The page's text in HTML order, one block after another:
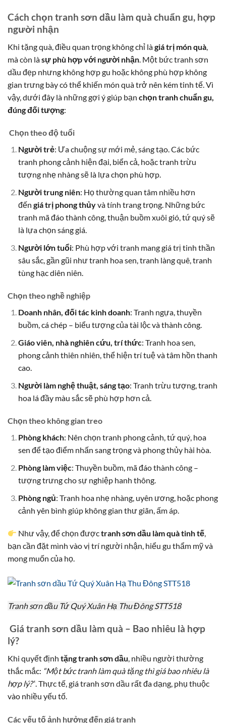
Cách chọn tranh sơn dầu làm quà chuẩn gu, hợp
người nhận
Khi tặng quà, điều quan trọng không chỉ làgiá trị món quà
mà còn làsự phù hợp với người nhận . Một bức tranh sơn
dầu đẹp nhưng không hợp gu hoặc không phù hợp không
gian trưng bày có thể khiến món quà trở nên kém tinh tế. Vì
vậy, dưới đây là những gợi ý giúp bạn chọn tranh chuẩn gu,
đúng đối tượng:
Chọn theo độ tuổi
Người trẻ: Ưa chuộng sự mới mẻ, sáng tạo. Các bức
tranh phong cảnh hiện đại, biển cả, hoặc tranh trừu
tượng nhẹ nhàng sẽ là lựa chọn phù hợp.
Người trung niên: Họ thường quan tâm nhiều hơn
đến giá trị phong thủyvà tính trang trọng. Những bức
tranh mã đáo thành công, thuận buồm xuôi gió, tứ quý sẽ
là lựa chọn sáng giá.
Người lớn tuổi: Phù hợp với tranh mang giá trị tinh thần
sâu sắc, gần gũi như tranh hoa sen, tranh làng quê, tranh
tùng hạc diên niên.
Chọn theo nghề nghiệp
Doanh nhân, đối tác kinh doanh: Tranh ngựa, thuyền
buồm, cá chép – biểu tượng của tài lộc và thành công.
Giáo viên, nhà nghiên cứu, trí thức: Tranh hoa sen,
phong cảnh thiên nhiên, thể hiện trí tuệ và tâm hồn thanh
cao.
Người làm nghệ thuật, sáng tạo: Tranh trừu tượng, tranh
hoa lá đầy màu sắc sẽ phù hợp hơn cả.
Chọn theo không gian treo
Phòng khách: Nên chọn tranh phong cảnh, tứ quý, hoa
sen để tạo điểm nhấn sang trọng và phong thủy hài hòa.
Phòng làm việc: Thuyền buồm, mã đáo thành công –
tượng trưng cho sự nghiệp hanh thông.
Phòng ngủ: Tranh hoa nhẹ nhàng, uyên ương, hoặc phong
cảnh yên bình giúp không gian thư giãn, ấm áp.
Như vậy, để chọn đượctranh sơn dầu làm quà tinh tế,
bạn cần đặt mình vào vị trí người nhận, hiểu gu thẩm mỹ và
mong muốn của họ.
Tranh sơn dầu Tứ Quý Xuân Hạ Thu Đông STT518
Giá tranh sơn dầu làm quà – Bao nhiêu là hợp
lý?
Khi quyết định tặng tranh sơn dầu , nhiều người thường
thắc mắc: “Một bức tranh làm quà tặng thì giá bao nhiêu là
hợp lý?” . Thực tế, giá tranh sơn dầu rất đa dạng, phụ thuộc
vào nhiều yếu tố.
Các yếu tố ảnh hưởng đến giá tranh